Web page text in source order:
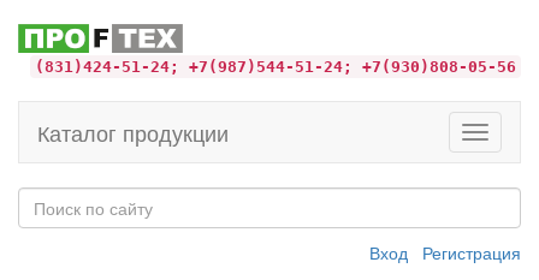
(831)424-51-24; +7(987)544-51-24; +7(930)808-05-56
Toggle
Каталог продукции
Вход Регистрация